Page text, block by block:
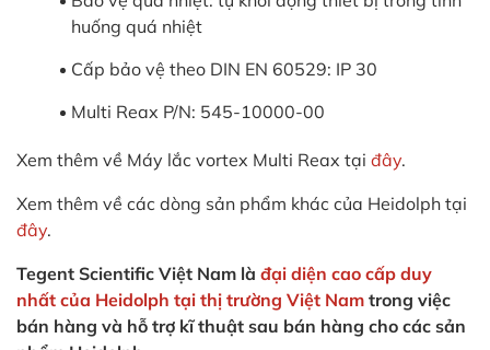
huống quá nhiệt
Cấp bảo vệ theo DIN EN 60529: IP 30
Multi Reax P/N: 545-10000-00
Xem thêm về Máy lắc vortex Multi Reax tại đây.
Xem thêm về các dòng sản phẩm khác của Heidolph tại
đây.
Tegent Scientific Việt Nam là đại diện cao cấp duy
nhất của Heidolph tại thị trường Việt Nam trong việc
bán hàng và hỗ trợ kĩ thuật sau bán hàng cho các sản